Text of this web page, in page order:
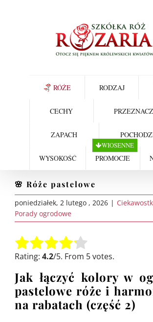
RÓŻE RODZAJ
CECHY
ZAPACH
WYSOKOŚĆ PROMOCJE
WIOSENNE
🌸 Róże pastelowe
poniedziałek, 2 lutego , 2026 |
Porady ogrodowe
Oceń tę pozycję: Submit Rating
Rating: 4.2/5. From 5 votes.
Jak łączyć kolory w
pastelowe róże i
na rabatach (część 2)